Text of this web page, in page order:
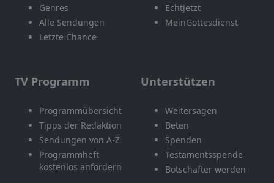
Genres
Alle Sendungen
Letzte Chance
EchtJetzt
MeinGottesdienst
TV Programm
Programmübersicht
Tipps der Redaktion
Sendungen von A-Z
Programmheft
kostenlos anfordern
Unterstützen
Weitersagen
Beten
Spenden
Testamentsspende
Botschafter werden